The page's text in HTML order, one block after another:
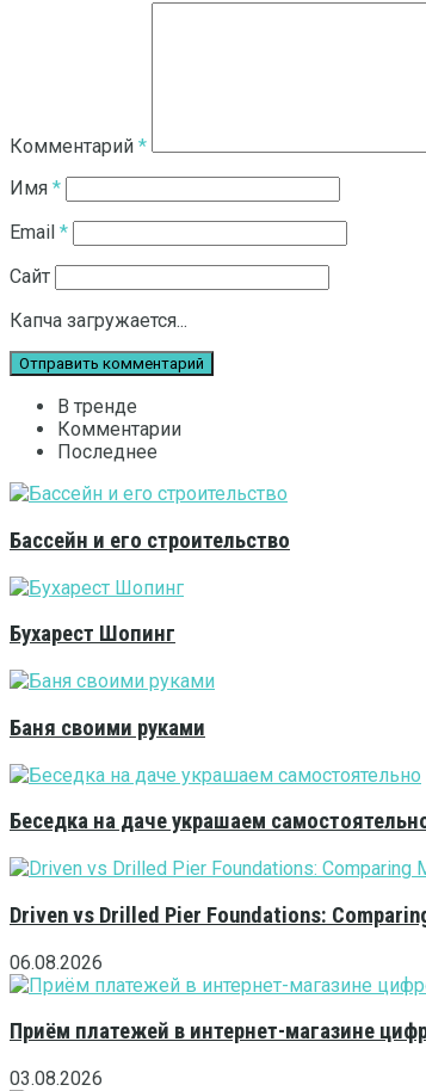
Комментарий *
Имя *
Email *
Сайт
Капча загружается...
В тренде
Комментарии
Последнее
Бассейн и его строительство
Бухарест Шопинг
Баня своими руками
Беседка на даче украшаем
Driven vs Drilled Pier Foundations:
06.08.2026
Приём платежей в интернет-магазине
03.08.2026